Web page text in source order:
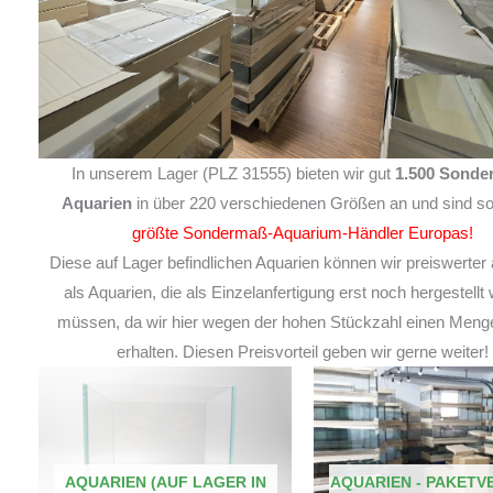
In unserem Lager (PLZ 31555) bieten wir gut 1.500
Aquarien in über 220 verschiedenen Größen an und sind
größte Sondermaß-Aquarium-Händler Europas!
Diese auf Lager befindlichen Aquarien können wir preiswerter
als Aquarien, die als Einzelanfertigung erst noch hergestellt
müssen, da wir hier wegen der hohen Stückzahl einen
erhalten. Diesen Preisvorteil geben wir gerne weiter!
AQUARIEN (AUF LAGER IN
AQUARIEN -